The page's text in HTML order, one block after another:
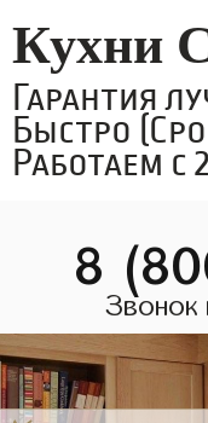
Кухни
Гарантия
Быстро
Работаем с
8
Звонок